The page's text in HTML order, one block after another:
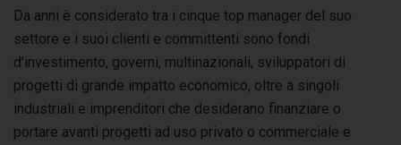
Da anni è considerato tra i cinque top manager del suo
settore e i suoi clienti e committenti sono fondi
d’investimento, governi, multinazionali, sviluppatori di
progetti di grande impatto economico, oltre a singoli
industriali e imprenditori che desiderano finanziare o
portare avanti progetti ad uso privato o commerciale e